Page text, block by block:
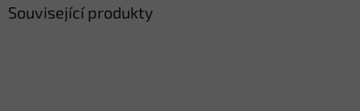
Související produkty